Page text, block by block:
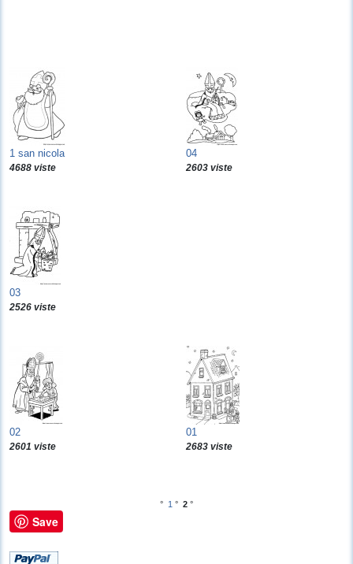
1 san nicola
4688 viste
04
2603 viste
03
2526 viste
02
2601 viste
01
2683 viste
° 1 ° 2 °
Save